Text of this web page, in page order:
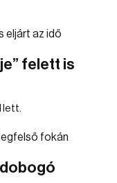
felett is
lett.